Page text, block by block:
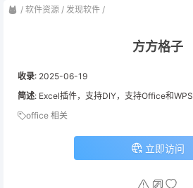
/ 软件资源 / 发现软件 /
方方格子
收录: 2025-06-19
简述: Excel插件，支持DIY，支持Office和WPS
office 相关
立即访问